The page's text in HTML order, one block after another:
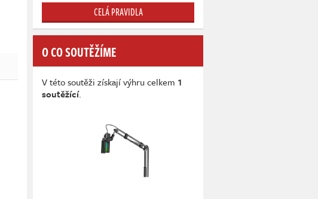
CELÁ PRAVIDLA
O CO SOUTĚŽÍME
V této soutěži získají výhru celkem 1
soutěžící.